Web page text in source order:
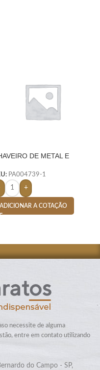
DE METAL E
PA004739-1
+
ADICIONAR A COTAÇÃO
necessite de alguma
entre em contato utilizando
do Campo - SP,